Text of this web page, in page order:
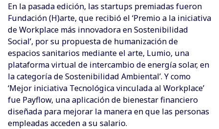
En la pasada edición, las startups premiadas fueron
Fundación (H)arte, que recibió el ‘Premio a la iniciativa
de Workplace más innovadora en Sostenibilidad
Social’, por su propuesta de humanización de
espacios sanitarios mediante el arte, Lumio, una
plataforma virtual de intercambio de energía solar, en
la categoría de Sostenibilidad Ambiental’. Y como
‘Mejor iniciativa Tecnológica vinculada al Workplace’
fue Payflow, una aplicación de bienestar financiero
diseñada para mejorar la manera en que las personas
empleadas acceden a su salario.